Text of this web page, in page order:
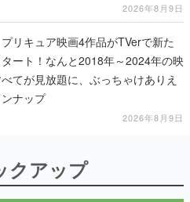
2026年8月9日
プリキュア映画4作品がTVerで新た
ート！なんと2018年～2024年の映
てが見放題に、ぶっちゃけありえ
ナップ
2026年8月9日
クアップ